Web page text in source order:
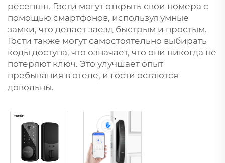
ресепшн. Гости могут открыть свои номера с
помощью смартфонов, используя умные
замки, что делает заезд быстрым и простым.
Гости также могут самостоятельно выбирать
коды доступа, что означает, что они никогда не
потеряют ключ. Это улучшает опыт
пребывания в отеле, и гости остаются
довольны.